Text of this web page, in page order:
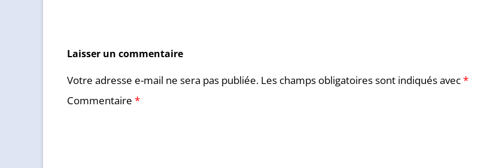
Laisser un commentaire
Votre adresse e-mail ne sera pas publiée. Les champs obligatoires sont indiqués avec*
Commentaire *